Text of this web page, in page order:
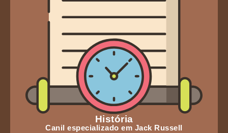
História
Canil especializado em Jack Russell